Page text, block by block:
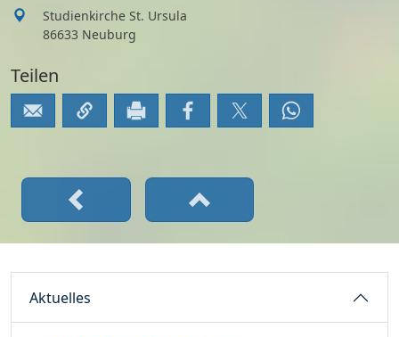
Studienkirche St. Ursula
86633 Neuburg
Teilen
Aktuelles